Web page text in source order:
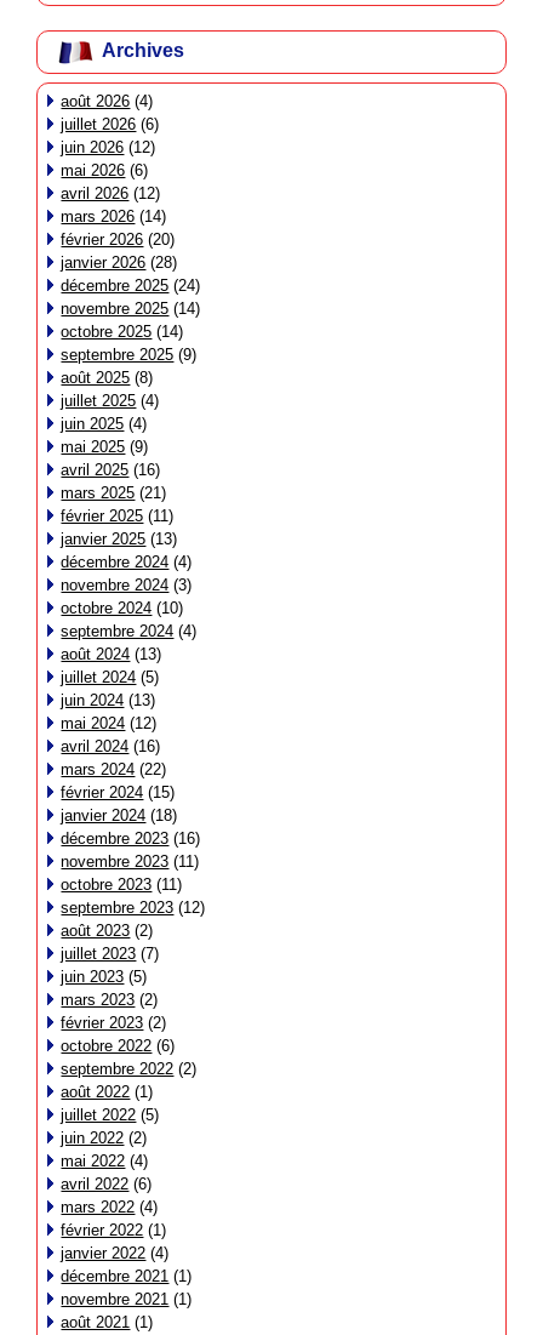
Archives
août 2026 (4)
juillet 2026 (6)
juin 2026 (12)
mai 2026 (6)
avril 2026 (12)
mars 2026 (14)
février 2026 (20)
janvier 2026 (28)
décembre 2025 (24)
novembre 2025 (14)
octobre 2025 (14)
septembre 2025 (9)
août 2025 (8)
juillet 2025 (4)
juin 2025 (4)
mai 2025 (9)
avril 2025 (16)
mars 2025 (21)
février 2025 (11)
janvier 2025 (13)
décembre 2024 (4)
novembre 2024 (3)
octobre 2024 (10)
septembre 2024 (4)
août 2024 (13)
juillet 2024 (5)
juin 2024 (13)
mai 2024 (12)
avril 2024 (16)
mars 2024 (22)
février 2024 (15)
janvier 2024 (18)
décembre 2023 (16)
novembre 2023 (11)
octobre 2023 (11)
septembre 2023 (12)
août 2023 (2)
juillet 2023 (7)
juin 2023 (5)
mars 2023 (2)
février 2023 (2)
octobre 2022 (6)
septembre 2022 (2)
août 2022 (1)
juillet 2022 (5)
juin 2022 (2)
mai 2022 (4)
avril 2022 (6)
mars 2022 (4)
février 2022 (1)
janvier 2022 (4)
décembre 2021 (1)
novembre 2021 (1)
août 2021 (1)